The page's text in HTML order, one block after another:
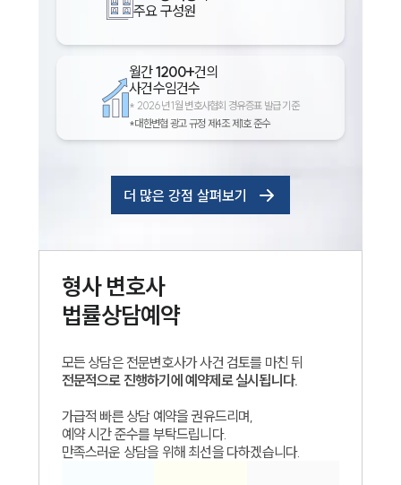
주요 구성원
월간1200+건의
사건수임건수
* 2026년 1월 변호사협회 경유증표 발급 기준
*대한변협 광고 규정 제4조 제1호 준수
더 많은 강점 살펴보기
형사변호사
법률상담예약
모든 상담은 전문변호사가 사건 검토를 마친 뒤
전문적으로 진행하기에 예약제로 실시됩니다.
가급적 빠른 상담 예약을 권유드리며,
예약 시간 준수를 부탁드립니다.
만족스러운 상담을 위해 최선을 다하겠습니다.